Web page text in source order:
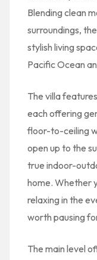
Blending clean
surroundings,
stylish living
Pacific Ocean
The villa
each offering
floor-to-ceiling
open up to the
true indoor-
home. Whether
relaxing in the
worth pausing
The main level